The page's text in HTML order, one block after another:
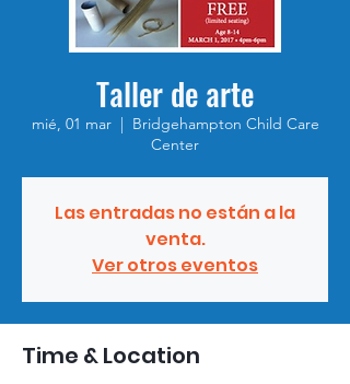
Taller de arte
mié, 01 mar
  |
Bridgehampton Child Care
Center
Las entradas no están a la
venta.
Ver otros eventos
Time & Location